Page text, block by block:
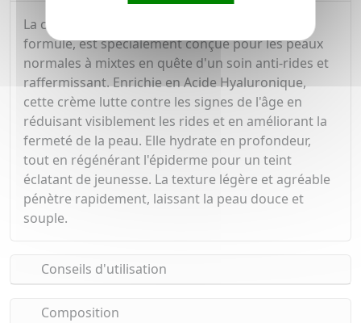
La crème VICHY Liftactiv Suprême, nouvelle
formule, est spécialement conçue pour les peaux
normales à mixtes en quête d'un soin anti-rides et
raffermissant. Enrichie en Acide Hyaluronique,
cette crème lutte contre les signes de l'âge en
réduisant visiblement les rides et en améliorant la
fermeté de la peau. Elle hydrate en profondeur,
tout en régénérant l'épiderme pour un teint
éclatant de jeunesse. La texture légère et agréable
pénètre rapidement, laissant la peau douce et
souple.
Conseils d'utilisation
Composition